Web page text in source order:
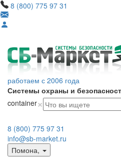
8 (800) 775 97 31
работаем с 2006 года
Системы охраны и
container×
8 (800) 775 97 31
info@sb-market.ru
Помона,